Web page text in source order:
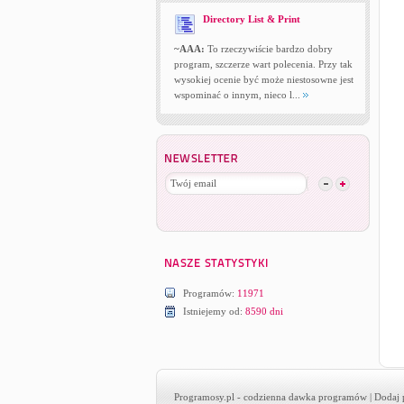
Directory List & Print
~AAA: To rzeczywiście bardzo dobry
program, szczerze wart polecenia. Przy tak
wysokiej ocenie być może niestosowne jest
wspominać o innym, nieco l...
Programów: 11971
Istniejemy od: 8590 dni
Programosy.pl - codzienna dawka programów | Dodaj